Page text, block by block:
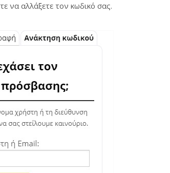
να αλλάξετε τον κωδικό σας.